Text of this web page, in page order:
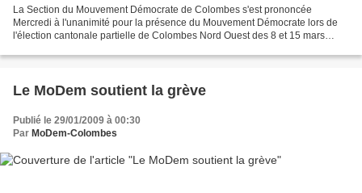
La Section du Mouvement Démocrate de Colombes s'est prononcée
Mercredi à l'unanimité pour la présence du Mouvement Démocrate lors de
l'élection cantonale partielle de Colombes Nord Ouest des 8 et 15 mars
Le MoDem soutient la grève
Publié le 29/01/2009 à 00:30
Par MoDem-Colombes